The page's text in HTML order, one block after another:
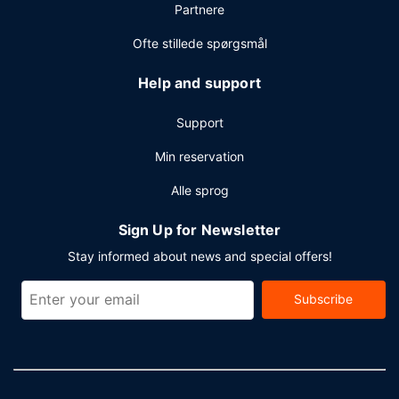
tur-retur er gratis (døgnet rundt).
Partnere
Ofte stillede spørgsmål
Help and support
Support
Min reservation
Alle sprog
Sign Up for Newsletter
Stay informed about news and special offers!
Subscribe